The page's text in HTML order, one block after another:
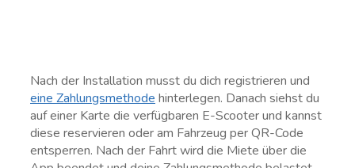
Nach der Installation musst du dich registrieren und
eine Zahlungsmethode hinterlegen. Danach siehst du
auf einer Karte die verfügbaren E-Scooter und kannst
diese reservieren oder am Fahrzeug per QR-Code
entsperren. Nach der Fahrt wird die Miete über die